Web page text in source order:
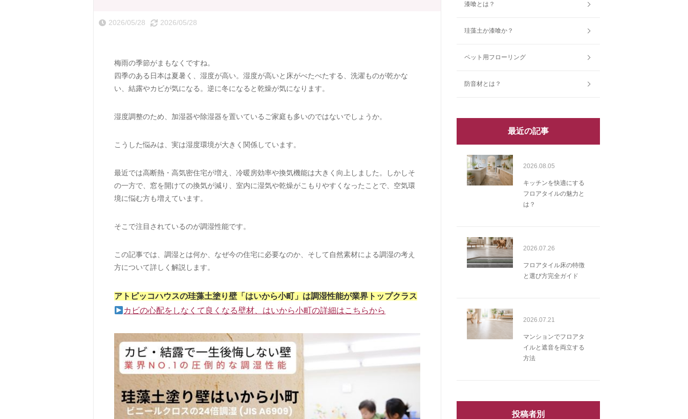
2026/05/28 2026/05/28
梅雨の季節がまもなくですね。
四季のある日本は夏暑く、湿度が高い。湿度が高いと床がべたべたする、洗濯ものが乾かな
い、結露やカビが気になる。逆に冬になると乾燥が気になります。
湿度調整のため、加湿器や除湿器を置いているご家庭も多いのではないでしょうか。
こうした悩みは、実は湿度環境が大きく関係しています。
最近では高断熱・高気密住宅が増え、冷暖房効率や換気機能は大きく向上しました。しかしそ
の一方で、窓を開けての換気が減り、室内に湿気や乾燥がこもりやすくなったことで、空気環
境に悩む方も増えています。
そこで注目されているのが調湿性能です。
この記事では、調湿とは何か、なぜ今の住宅に必要なのか、そして自然素材による調湿の考え
方について詳しく解説します。
アトピッコハウスの珪藻土塗り壁「はいから小町」は調湿性能が業界トップクラス
カビの心配をしなくて良くなる壁材、はいから小町の詳細はこちらから
漆喰とは？
珪藻土か漆喰か？
ペット用フローリング
防音材とは？
最近の記事
2026.08.05
キッチンを快適にする
フロアタイルの魅力と
は？
2026.07.26
フロアタイル床の特徴
と選び方完全ガイド
2026.07.21
マンションでフロアタ
イルと遮音を両立する
方法
投稿者別